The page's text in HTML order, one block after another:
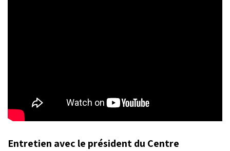
Entretien avec le président du Centre